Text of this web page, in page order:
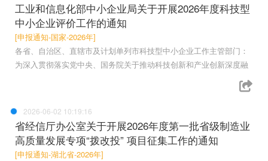
工业和信息化部中小企业局关于开展2026年度科技型
中小企业评价工作的通知
[申报通知-国家-2026年]
各省、自治区、直辖市及计划单列市科技型中小企业工作主管部门：
为深入贯彻落实党中央、国务院关于推动科技创新和产业创新深度融
2026-06-02 10:19:16
省经信厅办公室关于开展2026年度第一批省级制造业
高质量发展专项“拨改投” 项目征集工作的通知
[申报通知-湖北省-2026年]